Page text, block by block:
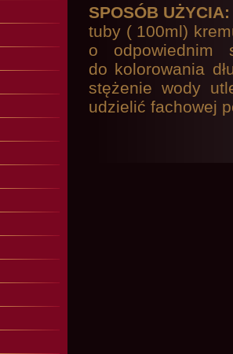
SPOSÓB
tuby ( 100ml)
o odpowiednim
do kolorowania
stężenie wody
udzielić fachowej